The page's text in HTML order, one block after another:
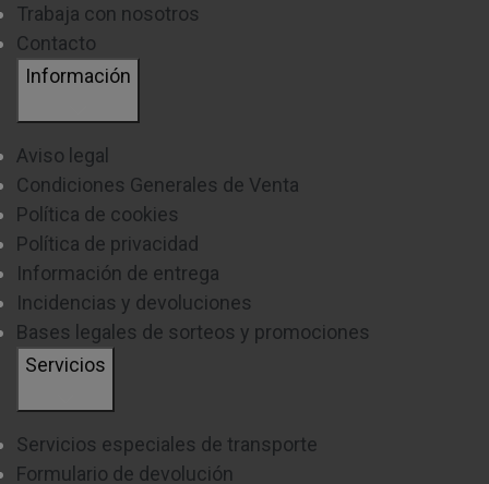
características que debes analizar en el momento de
elegir tu lavadora, ya que está relacionada directamente
secado óptimo de nuestra ropa.
Dependiendo de las revoluciones por minuto (rpm),
nuestro centrifugado conseguirá un acabado más, o
menos seco de nuestra ropa. En Electrocosto
disponemos de lavadoras de carga frontal que van
desde 800rpm, que suponen un mayor ahorro, hasta
lavadoras de 1600rpm.
En resumen, cuantas
menor será el porcentaje de agua
ropa. Específicamente en las
Trabaja con nosotros
Contacto
Información
Aviso legal
Condiciones Generales de Venta
Política de cookies
Política de privacidad
Información de entrega
Incidencias y devoluciones
Bases legales de sorteos y promociones
Servicios
Servicios especiales de transporte
Formulario de devolución